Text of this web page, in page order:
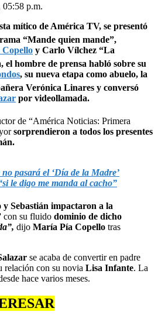
05:58 p.m.
mítico de América TV, se presentó
“Mande quien mande”,
y Carlo Vílchez “La
el hombre de prensa habló sobre su
, su nueva etapa como abuelo, la
Verónica Linares y conversó
por videollamada.
de “América Noticias: Primera
sorprendieron a todos los presentes
pasará el ‘Día de la Madre’
le digo me manda al cacho”
y Sebastián impactaron a la
con su fluido dominio de dicho
dijo María Pía Copello tras
se acaba de convertir en padre
relación con su novia Lisa Infante. La
hace varios meses.